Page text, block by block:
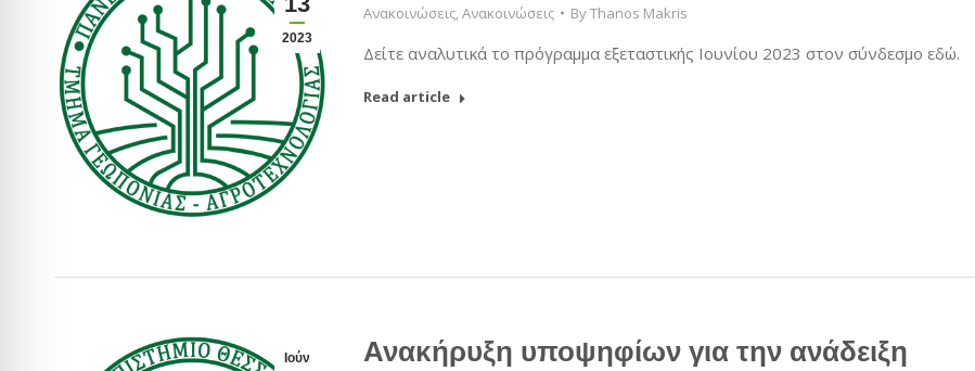
2023
Ανακοινώσεις,Ανακοινώσεις ByThanos Makris
Δείτε αναλυτικά το πρόγραμμα εξεταστικής Ιουνίου 2023 στον σύνδεσμο εδώ.
Read article
Ιούν
Ανακήρυξη υποψηφίων για την ανάδειξη